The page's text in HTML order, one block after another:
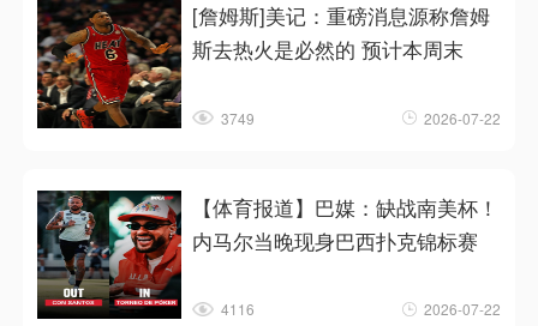
[詹姆斯]美记：重磅消息源称詹姆
斯去热火是必然的 预计本周末
3749 2026-07-22
【体育报道】巴媒：缺战南美杯！
内马尔当晚现身巴西扑克锦标赛
4116 2026-07-22